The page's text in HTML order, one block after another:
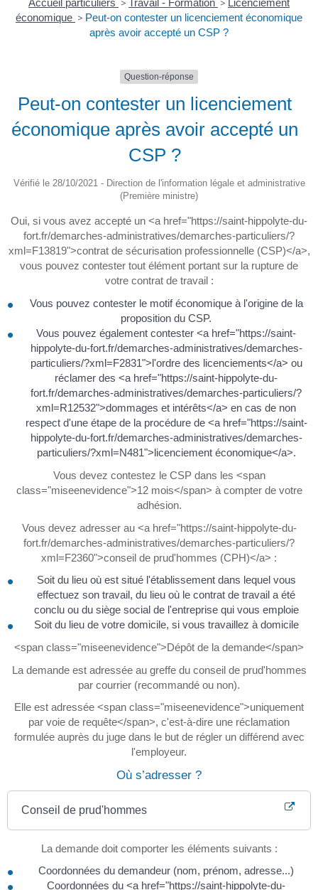
Accueil particuliers > Travail - Formation > Licenciement
économique > Peut-on contester un licenciement économique
après avoir accepté un CSP ?
Question-réponse
Peut-on contester un licenciement
économique après avoir accepté un
CSP ?
Vérifié le 28/10/2021 - Direction de l'information légale et administrative
(Première ministre)
Oui, si vous avez accepté un <a href="https://saint-hippolyte-du-
fort.fr/demarches-administratives/demarches-particuliers/?
xml=F13819">contrat de sécurisation professionnelle (CSP)</a>,
vous pouvez contester tout élément portant sur la rupture de
votre contrat de travail :
Vous pouvez contester le motif économique à l'origine de la
proposition du CSP.
Vous pouvez également contester <a href="https://saint-
hippolyte-du-fort.fr/demarches-administratives/demarches-
particuliers/?xml=F2831">l'ordre des licenciements</a> ou
réclamer des <a href="https://saint-hippolyte-du-
fort.fr/demarches-administratives/demarches-particuliers/?
xml=R12532">dommages et intérêts</a> en cas de non
respect d'une étape de la procédure de <a href="https://saint-
hippolyte-du-fort.fr/demarches-administratives/demarches-
particuliers/?xml=N481">licenciement économique</a>.
Vous devez contestez le CSP dans les <span
class="miseenevidence">12 mois</span> à compter de votre
adhésion.
Vous devez adresser au <a href="https://saint-hippolyte-du-
fort.fr/demarches-administratives/demarches-particuliers/?
xml=F2360">conseil de prud'hommes (CPH)</a> :
Soit du lieu où est situé l'établissement dans lequel vous
effectuez son travail, du lieu où le contrat de travail a été
conclu ou du siège social de l'entreprise qui vous emploie
Soit du lieu de votre domicile, si vous travaillez à domicile
<span class="miseenevidence">Dépôt de la demande</span>
La demande est adressée au greffe du conseil de prud'hommes
par courrier (recommandé ou non).
Elle est adressée <span class="miseenevidence">uniquement
par voie de requête</span>, c'est-à-dire une réclamation
formulée auprès du juge dans le but de régler un différend avec
l'employeur.
Où s’adresser ?
Conseil de prud'hommes
La demande doit comporter les éléments suivants :
Coordonnées du demandeur (nom, prénom, adresse...)
Coordonnées du <a href="https://saint-hippolyte-du-